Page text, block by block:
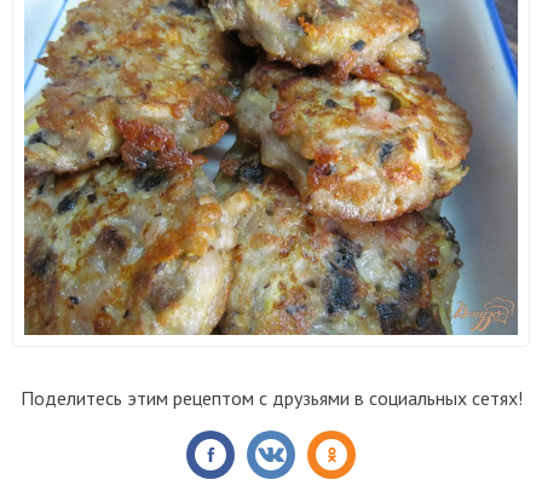
Поделитесь этим рецептом с друзьями в социальных сетях!